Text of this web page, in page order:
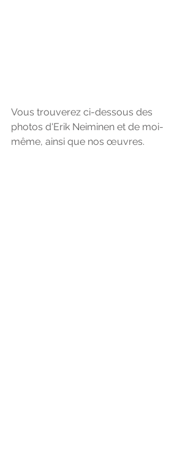
Vous trouverez ci-dessous des
photos d'Erik Neiminen et de moi-
même, ainsi que nos œuvres.